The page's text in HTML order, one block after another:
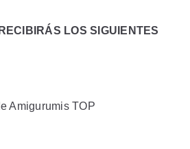
LOS SIGUIENTES
Amigurumis TOP